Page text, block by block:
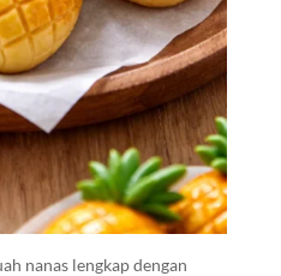
nanas lengkap dengan